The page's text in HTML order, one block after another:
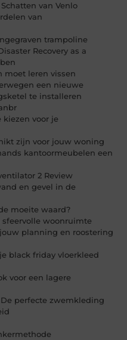
van Venlo
van
trampoline
Recovery as a
moet leren vissen
een nieuwe
te installeren
voor je
zijn voor jouw woning
kantoormeubelen een
2 Review
en gevel in de
moeite waard?
woonruimte
planning en roostering
black friday vloerkleed
voor een lagere
perfecte zwemkleding